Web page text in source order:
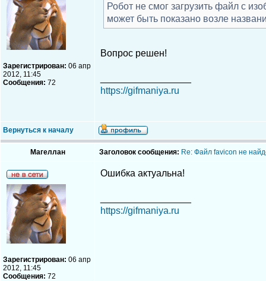
Зарегистрирован: 06 апр
2012, 11:45
Сообщения: 72
Робот не смог загрузить файл с
может быть показано возле
Вопрос решен!
https://gifmaniya.ru
Вернуться к началу
Магеллан Заголовок сообщения: Re: Файл favicon не
Зарегистрирован: 06 апр
2012, 11:45
Сообщения: 72
Ошибка актуальна!
https://gifmaniya.ru